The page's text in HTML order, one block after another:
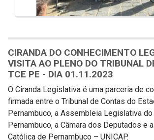
CIRANDA DO CONHECIMENTO
VISITA AO PLENO DO TRIBUNAL
TCE PE - DIA 01.11.2023
O Ciranda Legislativa é uma parceria de
firmada entre o Tribunal de Contas do
Pernambuco, a Assembleia Legislativa
Pernambuco, a Câmara dos Deputados e
Católica de Pernambuco – UNICAP.